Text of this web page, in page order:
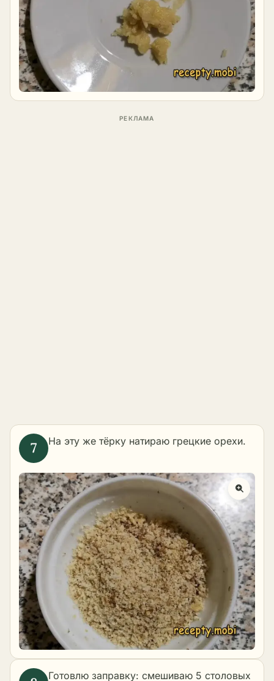
На эту же тёрку натираю грецкие орехи.
Готовлю заправку: смешиваю 5 столовых